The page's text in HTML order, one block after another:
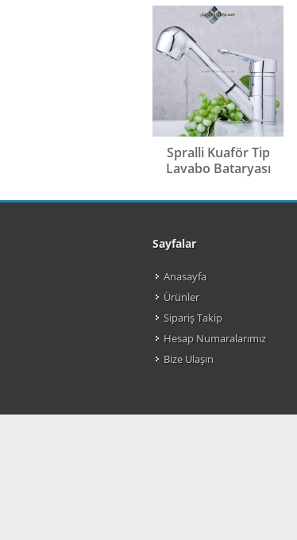
Spralli Kuaför Tip
Lavabo Bataryası
Sayfalar
Anasayfa
Ürünler
Sipariş Takip
Hesap Numaralarımız
Bize Ulaşın